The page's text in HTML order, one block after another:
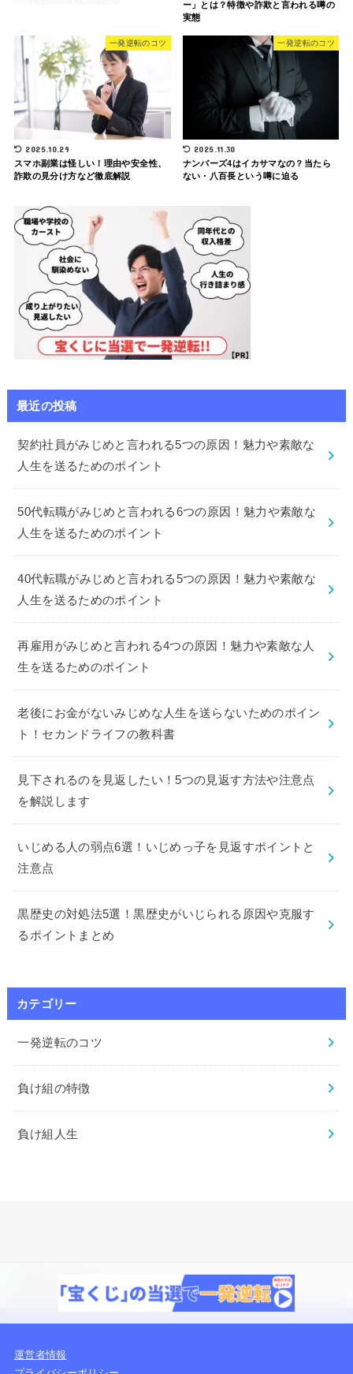
ー」とは？特徴や詐欺と言われる噂の
実態
一発逆転のコツ
2025.10.29
スマホ副業は怪しい！理由や安全性、
詐欺の見分け方など徹底解説
一発逆転のコツ
2025.11.30
ナンバーズ4はイカサマなの？当たら
ない・八百長という噂に迫る
最近の投稿
契約社員がみじめと言われる5つの原因！魅力や素敵な
人生を送るためのポイント
50代転職がみじめと言われる6つの原因！魅力や素敵な
人生を送るためのポイント
40代転職がみじめと言われる5つの原因！魅力や素敵な
人生を送るためのポイント
再雇用がみじめと言われる4つの原因！魅力や素敵な人
生を送るためのポイント
老後にお金がないみじめな人生を送らないためのポイン
ト！セカンドライフの教科書
見下されるのを見返したい！5つの見返す方法や注意点
を解説します
いじめる人の弱点6選！いじめっ子を見返すポイントと
注意点
黒歴史の対処法5選！黒歴史がいじられる原因や克服す
るポイントまとめ
カテゴリー
一発逆転のコツ
負け組の特徴
負け組人生
生活保護を脱出するための方法5選！ナマポ脱却のためのステップを紹介
運営者情報